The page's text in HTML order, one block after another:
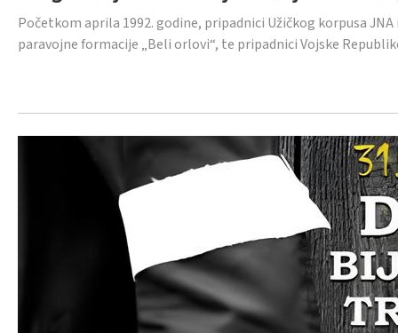
Početkom aprila 1992. godine, pripadnici Užičkog korpusa
paravojne formacije „Beli orlovi“, te pripadnici Vojske